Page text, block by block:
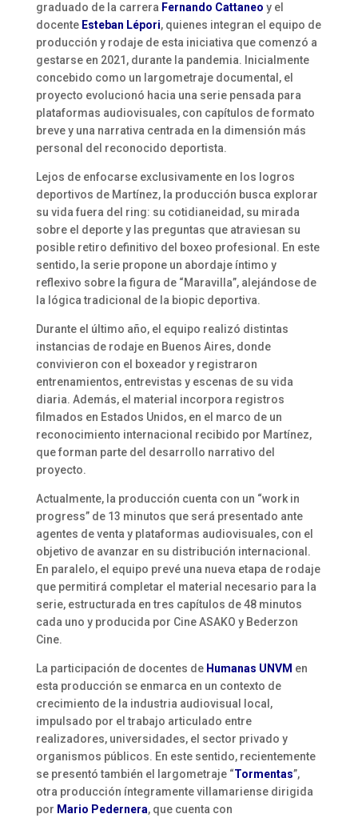
graduado de la carrera Fernando Cattaneo y el
docenteEsteban Lépori, quienes integran el equipo de
producción y rodaje de esta iniciativa que comenzó a
gestarse en 2021, durante la pandemia. Inicialmente
concebido como un largometraje documental, el
proyecto evolucionó hacia una serie pensada para
plataformas audiovisuales, con capítulos de formato
breve y una narrativa centrada en la dimensión más
personal del reconocido deportista.
Lejos de enfocarse exclusivamente en los logros
deportivos de Martínez, la producción busca explorar
su vida fuera del ring: su cotidianeidad, su mirada
sobre el deporte y las preguntas que atraviesan su
posible retiro definitivo del boxeo profesional. En este
sentido, la serie propone un abordaje íntimo y
reflexivo sobre la figura de “Maravilla”, alejándose de
la lógica tradicional de la biopic deportiva.
Durante el último año, el equipo realizó distintas
instancias de rodaje en Buenos Aires, donde
convivieron con el boxeador y registraron
entrenamientos, entrevistas y escenas de su vida
diaria. Además, el material incorpora registros
filmados en Estados Unidos, en el marco de un
reconocimiento internacional recibido por Martínez,
que forman parte del desarrollo narrativo del
proyecto.
Actualmente, la producción cuenta con un “work in
progress” de 13 minutos que será presentado ante
agentes de venta y plataformas audiovisuales, con el
objetivo de avanzar en su distribución internacional.
En paralelo, el equipo prevé una nueva etapa de rodaje
que permitirá completar el material necesario para la
serie, estructurada en tres capítulos de 48 minutos
cada uno y producida por Cine ASAKO y Bederzon
Cine.
La participación de docentes de Humanas UNVM en
esta producción se enmarca en un contexto de
crecimiento de la industria audiovisual local,
impulsado por el trabajo articulado entre
realizadores, universidades, el sector privado y
organismos públicos. En este sentido, recientemente
se presentó también el largometraje “Tormentas”,
otra producción íntegramente villamariense dirigida
por Mario Pedernera, que cuenta con